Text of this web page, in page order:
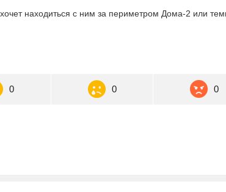
находиться с ним за периметром Дома-2 или
0 0 0